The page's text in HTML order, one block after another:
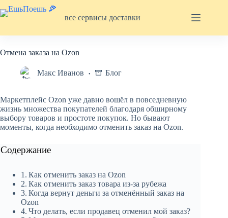
к
все сервисы доставки
Отмена заказа на Ozon
Макс Иванов Блог
Маркетплейс Ozon уже давно вошёл в повседневную
жизнь множества покупателей благодаря обширному
выбору товаров и простоте покупок. Но бывают
моменты, когда необходимо отменить заказ на Ozon.
Содержание
Как отменить заказ на Ozon
Как отменить заказ товара из-за рубежа
Когда вернут деньги за отменённый заказ на
Ozon
Что делать, если продавец отменил мой заказ?